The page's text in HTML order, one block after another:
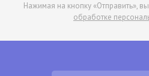
Нажимая на кнопку «Отправить»,
обработке